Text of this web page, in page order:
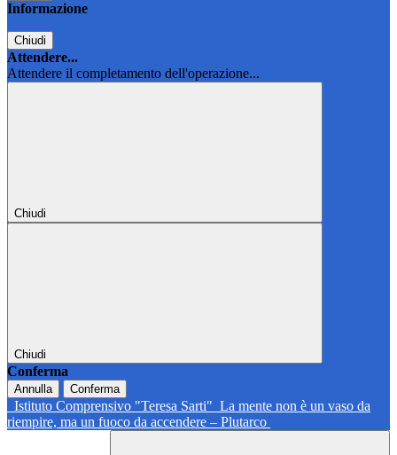
Informazione
Chiudi
Attendere...
Attendere il completamento dell'operazione...
Chiudi
Chiudi
Conferma
Annulla Conferma
Istituto Comprensivo "Teresa Sarti" La mente non è un vaso da
riempire, ma un fuoco da accendere – Plutarco